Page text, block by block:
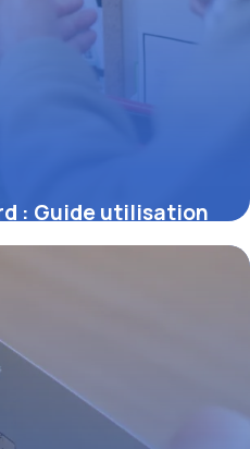
: Guide utilisation